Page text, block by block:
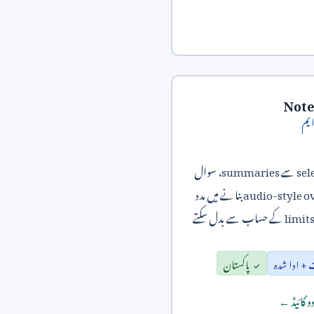
سےsummaries، سوال
audio-styleبنانے میں مدد
کے حساب سے بدل سکتے
ادا شدہ پاکستان
گائیڈ ←